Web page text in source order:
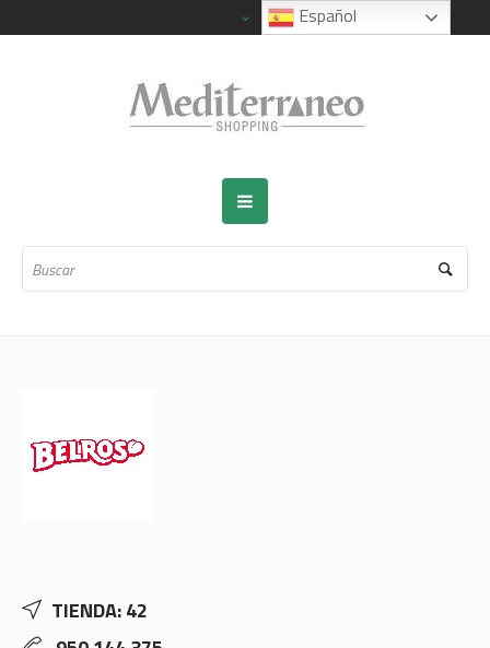
TIENDA: 42
Español